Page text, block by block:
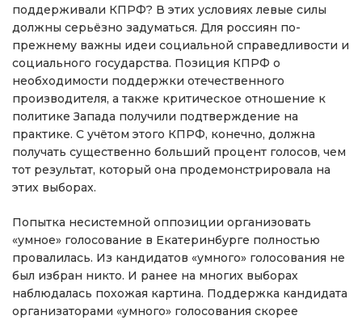
поддерживали КПРФ? В этих условиях левые силы
должны серьёзно задуматься. Для россиян по-
прежнему важны идеи социальной справедливости и
социального государства. Позиция КПРФ о
необходимости поддержки отечественного
производителя, а также критическое отношение к
политике Запада получили подтверждение на
практике. С учётом этого КПРФ, конечно, должна
получать существенно больший процент голосов, чем
тот результат, который она продемонстрировала на
этих выборах.
Попытка несистемной оппозиции организовать
«умное» голосование в Екатеринбурге полностью
провалилась. Из кандидатов «умного» голосования не
был избран никто. И ранее на многих выборах
наблюдалась похожая картина. Поддержка кандидата
организаторами «умного» голосования скорее